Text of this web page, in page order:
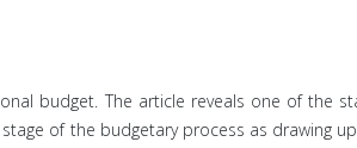
budget. The article reveals one of the
of the budgetary process as drawing